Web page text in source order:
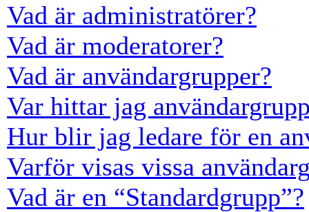
Vad är administratörer?
Vad är moderatorer?
Vad är användargrupper?
Var hittar jag
Hur blir jag ledare för en
Varför visas vissa
Vad är en “Standardgrupp”?